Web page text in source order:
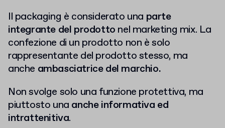
Il packaging è considerato una parte
integrante del prodotto nel marketing mix. La
confezione di un prodotto non è solo
rappresentante del prodotto stesso, ma
anche ambasciatrice del marchio.
Non svolge solo una funzione protettiva, ma
piuttosto una anche informativa ed
intrattenitiva.